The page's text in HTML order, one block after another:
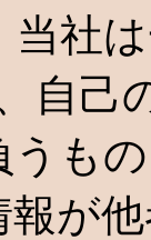
当社
自己
うも
報が